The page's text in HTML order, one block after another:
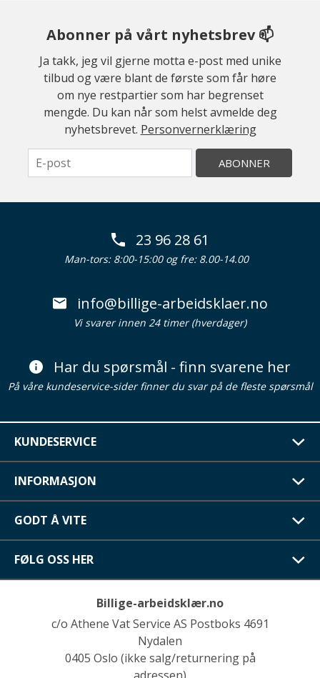
Abonner på vårt nyhetsbrev 📫
Ja takk, jeg vil gjerne motta e-post med unike
tilbud og være blant de første som får høre
om nye restpartier som har begrenset
mengde. Du kan når som helst avmelde deg
nyhetsbrevet. Personvernerklæring
ABONNER
23 96 28 61
Man-tors: 8:00-15:00 og fre: 8.00-14.00
info@billige-arbeidsklaer.no
Vi svarer innen 24 timer (hverdager)
Har du spørsmål - finn svarene her
På våre kundeservice-sider finner du svar på de fleste spørsmål
KUNDESERVICE
INFORMASJON
GODT Å VITE
FØLG OSS HER
Billige-arbeidsklær.no
c/o Athene Vat Service AS Postboks 4691
Nydalen
0405 Oslo (ikke salg/returnering på